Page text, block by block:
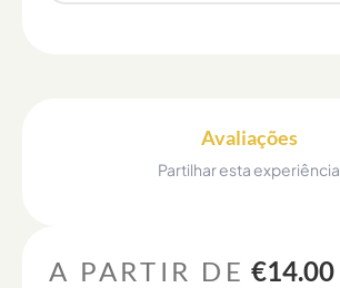
Avaliações
Partilhar esta experiência
A PARTIR DE €14.00